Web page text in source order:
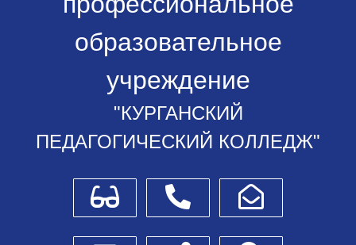
образовательное
учреждение
"КУРГАНСКИЙ
ПЕДАГОГИЧЕСКИЙ КОЛЛЕДЖ"
Для слабовидящихТелефоныНаписать обращение